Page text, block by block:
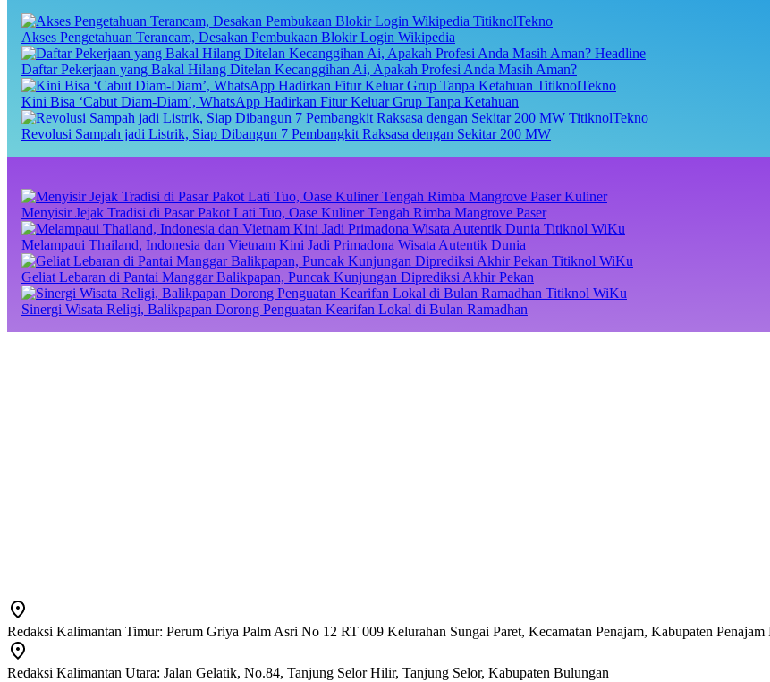
TitiknolTekno
Akses Pengetahuan Terancam, Desakan Pembukaan Blokir Login Wikipedia
Headline
Daftar Pekerjaan yang Bakal Hilang Ditelan Kecanggihan Ai, Apakah Profesi Anda Masih Aman?
TitiknolTekno
Kini Bisa ‘Cabut Diam-Diam’, WhatsApp Hadirkan Fitur Keluar Grup Tanpa Ketahuan
TitiknolTekno
Revolusi Sampah jadi Listrik, Siap Dibangun 7 Pembangkit Raksasa dengan Sekitar 200 MW
Kuliner
Menyisir Jejak Tradisi di Pasar Pakot Lati Tuo, Oase Kuliner Tengah Rimba Mangrove Paser
Titiknol WiKu
Melampaui Thailand, Indonesia dan Vietnam Kini Jadi Primadona Wisata Autentik Dunia
Titiknol WiKu
Geliat Lebaran di Pantai Manggar Balikpapan, Puncak Kunjungan Diprediksi Akhir Pekan
Titiknol WiKu
Sinergi Wisata Religi, Balikpapan Dorong Penguatan Kearifan Lokal di Bulan Ramadhan
Redaksi Kalimantan Timur: Perum Griya Palm Asri No 12 RT 009 Kelurahan Sungai Paret, Kecamatan Penajam, Kabupaten Penajam
Redaksi Kalimantan Utara: Jalan Gelatik, No.84, Tanjung Selor Hilir, Tanjung Selor, Kabupaten Bulungan